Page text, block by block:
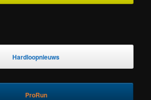
Hardloopnieuws
ProRun